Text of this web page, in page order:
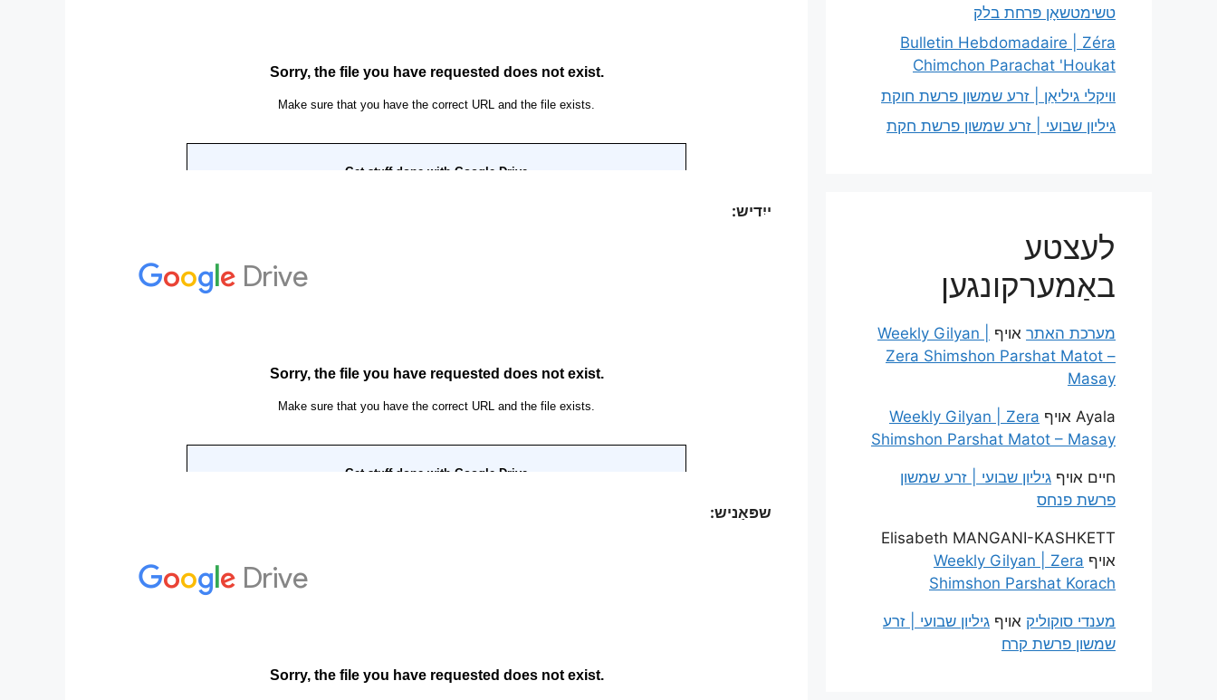
ייִדיש:
שפּאַניש:
טשימטשאָן פּרחת בלק
Bulletin Hebdomadaire | Zéra
Chimchon Parachat 'Houkat
וויקלי גיליאַן | זרע שמשון פרשת חוקת
גיליון שבועי | זרע שמשון פרשת חקת
לעצטע
באַמערקונגען
מערכת האתר אויף
Weekly Gilyan |
Zera Shimshon Parshat Matot –
Masay
Ayala אויף Weekly Gilyan | Zera
Shimshon Parshat Matot – Masay
חיים אויף גיליון שבועי | זרע שמשון
פרשת פנחס
Elisabeth MANGANI-KASHKETT
אויף Weekly Gilyan | Zera
Shimshon Parshat Korach
מענדי סוקוליק אויף גיליון שבועי | זרע
שמשון פרשת קרח